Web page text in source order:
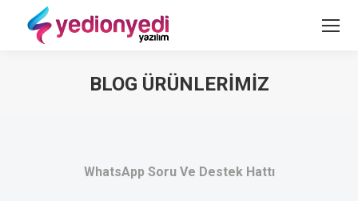
BLOG ÜRÜNLERIMIZ
WhatsApp Soru Ve Destek Hattı